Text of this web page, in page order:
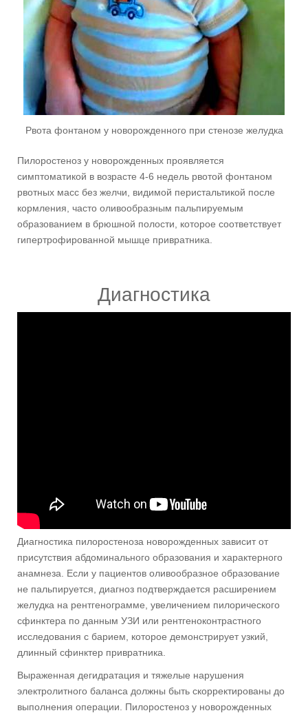
Рвота фонтаном у новорожденного при стенозе желудка
Пилоростеноз у новорожденных проявляется
симптоматикой в возрасте 4-6 недель рвотой фонтаном
рвотных масс без желчи, видимой перистальтикой после
кормления, часто оливообразным пальпируемым
образованием в брюшной полости, которое соответствует
гипертрофированной мышце привратника.
Диагностика
Диагностика пилоростеноза новорожденных зависит от
присутствия абдоминального образования и характерного
анамнеза. Если у пациентов оливообразное образование
не пальпируется, диагноз подтверждается расширением
желудка на рентгенограмме, увеличением пилорического
сфинктера по данным УЗИ или рентгеноконтрастного
исследования с барием, которое демонстрирует узкий,
длинный сфинктер привратника.
Выраженная дегидратация и тяжелые нарушения
электролитного баланса должны быть скорректированы до
выполнения операции. Пилоростеноз у новорожденных